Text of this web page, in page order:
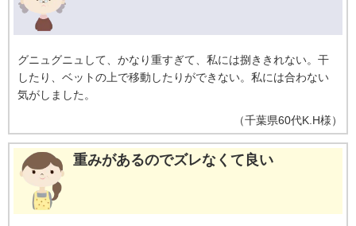
グニュグニュして、かなり重すぎて、私には捌ききれない。干
したり、ベットの上で移動したりができない。私には合わない
気がしました。
（千葉県60代K.H様）
重みがあるのでズレなくて良い